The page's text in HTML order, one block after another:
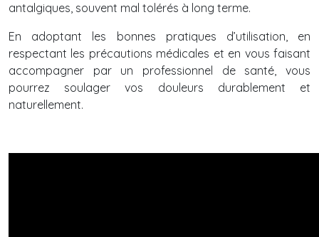
antalgiques, souvent mal tolérés à long terme.
En adoptant les bonnes pratiques d’utilisation, en
respectant les précautions médicales et en vous faisant
accompagner par un professionnel de santé, vous
pourrez soulager vos douleurs durablement et
naturellement.